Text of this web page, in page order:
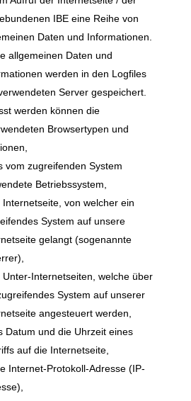
IBE eine Reihe von
Daten und Informationen.
allgemeinen Daten und
werden in den Logfiles
Server gespeichert.
werden können die
Browsertypen und
vom zugreifenden System
Betriebssystem,
Internetseite, von welcher ein
System auf unsere
gelangt (sogenannte
Unter-Internetseiten, welche über
System auf unserer
angesteuert werden,
Datum und die Uhrzeit eines
auf die Internetseite,
Internet-Protokoll-Adresse (IP-